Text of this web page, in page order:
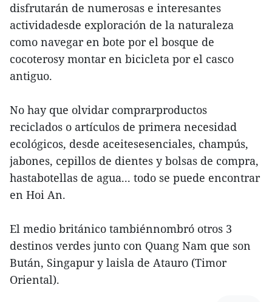
disfrutarán de numerosas e interesantes
actividadesde exploración de la naturaleza
como navegar en bote por el bosque de
cocoterosy montar en bicicleta por el casco
antiguo.
No hay que olvidar comprarproductos
reciclados o artículos de primera necesidad
ecológicos, desde aceitesesenciales, champús,
jabones, cepillos de dientes y bolsas de compra,
hastabotellas de agua... todo se puede encontrar
en Hoi An.
El medio británico tambiénnombró otros 3
destinos verdes junto con Quang Nam que son
Bután, Singapur y laisla de Atauro (Timor
Oriental).